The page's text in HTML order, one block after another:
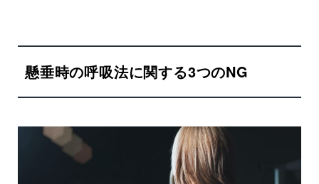
懸垂時の呼吸法に関する3つのNG